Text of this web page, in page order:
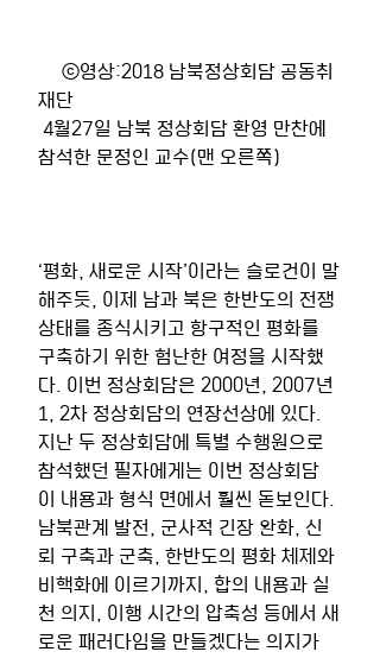
재단
참석한 문정인 교수(맨 오른쪽)
‘평화, 새로운 시작’이라는 슬로건이 말
해주듯, 이제 남과 북은 한반도의 전쟁
상태를 종식시키고 항구적인 평화를
구축하기 위한 험난한 여정을 시작했
다. 이번 정상회담은 2000년, 2007년
1, 2차 정상회담의 연장선상에 있다.
지난 두 정상회담에 특별 수행원으로
참석했던 필자에게는 이번 정상회담
이 내용과 형식 면에서 훨씬 돋보인다.
남북관계 발전, 군사적 긴장 완화, 신
뢰 구축과 군축, 한반도의 평화 체제와
비핵화에 이르기까지, 합의 내용과 실
천 의지, 이행 시간의 압축성 등에서 새
로운 패러다임을 만들겠다는 의지가